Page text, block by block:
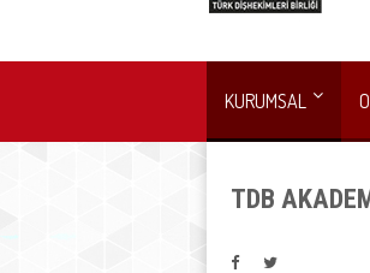
KURUMSAL
TDB